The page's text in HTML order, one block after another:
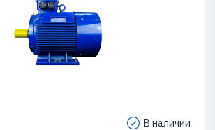
В наличии